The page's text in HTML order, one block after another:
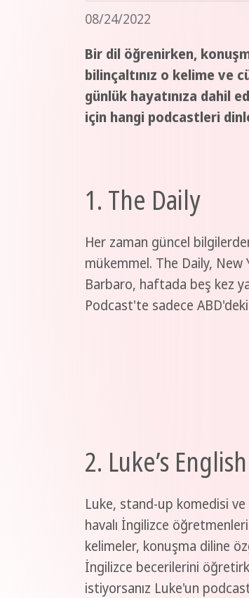
08/24/2022
Bir dil öğrenirken,
bilinçaltınız o kelime ve
günlük hayatınıza dahil
için hangi podcastleri
1. The Daily
Her zaman güncel
mükemmel. The Daily,
Barbaro, haftada beş kez
Podcast'te sadece
2. Luke’s
Luke, stand-up komedisi
havalı İngilizce
kelimeler, konuşma diline
İngilizce becerilerini
istiyorsanız Luke'un